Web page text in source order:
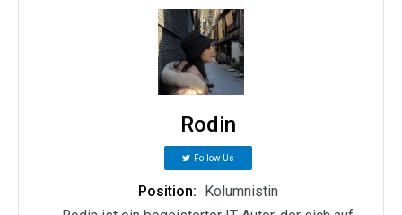
Rodin
Follow Us
Position: Kolumnistin